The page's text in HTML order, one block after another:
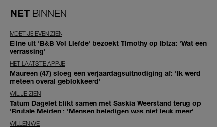
NET BINNEN
MOET JE EVEN ZIEN
Eline uit 'B&B Vol Liefde' bezoekt Timothy op Ibiza: 'Wat een
verrassing'
HET LAATSTE APPJE
Maureen (47) sloeg een verjaardagsuitnodiging af: 'Ik werd
meteen overal geblokkeerd'
WIL JE ZIEN
Tatum Dagelet blikt samen met Saskia Weerstand terug op
'Brutale Meiden': 'Mensen beledigen was niet leuk meer'
WILLEN WE